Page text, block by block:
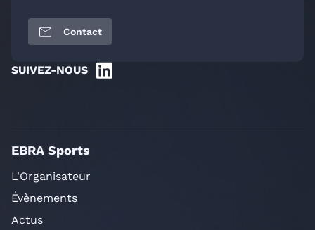
Contact
SUIVEZ-NOUS
EBRA Sports
L'Organisateur
Évènements
Actus